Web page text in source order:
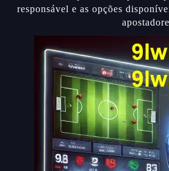
responsável e as opções